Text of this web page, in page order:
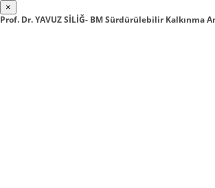
×
Prof. Dr. YAVUZ SİLİĞ- BM Sürdürülebilir Kalkınma